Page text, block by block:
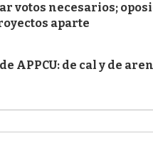
votos necesarios;
aparte
APPCU: de cal y de